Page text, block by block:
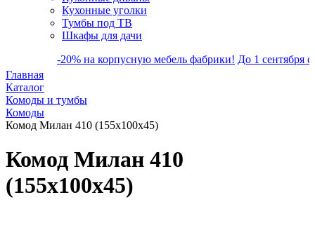
Кухонные уголки
Тумбы под ТВ
Шкафы для дачи
-20% на корпусную мебель фабрики! До 1 сентября скидка
Главная
Каталог
Комоды и тумбы
Комоды
Комод Милан 410 (155х100х45)
Комод Милан 410
(155х100х45)